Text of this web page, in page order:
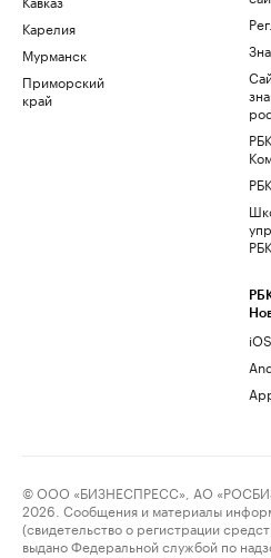
Карелия
Мурманск
Приморский
край
РБК
РБК
iOS
© ООО «БИЗНЕСПРЕСС», АО
2026. Сообщения и материалы
(свидетельство о регистрации
выдано Федеральной службой по